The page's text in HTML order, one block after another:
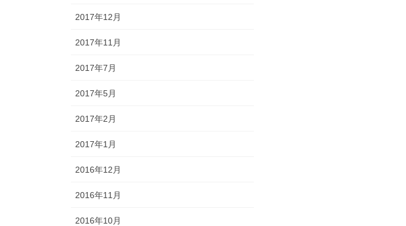
2017年12月
2017年11月
2017年7月
2017年5月
2017年2月
2017年1月
2016年12月
2016年11月
2016年10月